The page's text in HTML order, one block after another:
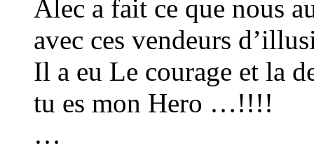
Alec a fait ce que nous
avec ces vendeurs
Il a eu Le courage et la
tu es mon Hero …!!!!
…